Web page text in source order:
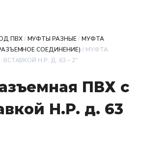
ПВХ/МУФТЫ РАЗНЫЕ/МУФТА
СОЕДИНЕНИЕ) / МУФТА
Н.Р. Д. 63 – 2″
ПВХ с
Н.Р. д. 63